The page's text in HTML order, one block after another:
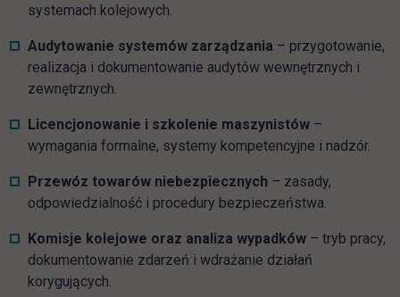
systemach kolejowych.
Audytowanie systemów zarządzania – przygotowanie,
realizacja i dokumentowanie audytów wewnętrznych i
zewnętrznych.
Licencjonowanie i szkolenie maszynistów –
wymagania formalne, systemy kompetencyjne i nadzór.
Przewóz towarów niebezpiecznych – zasady,
odpowiedzialność i procedury bezpieczeństwa.
Komisje kolejowe oraz analiza wypadków – tryb pracy,
dokumentowanie zdarzeń i wdrażanie działań
korygujących.